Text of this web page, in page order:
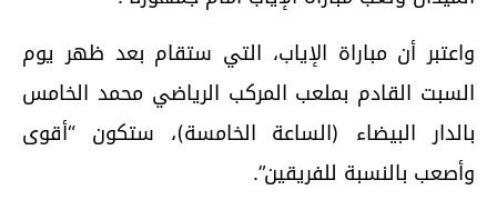
واعتبر أن مباراة الإياب، التي ستقام بعد ظهر يوم
السبت القادم بملعب المركب الرياضي محمد الخامس
بالدار البيضاء (الساعة الخامسة)، ستكون “أقوى
وأصعب بالنسبة للفريقين”.